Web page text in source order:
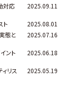
対応
2025.09.11
ト
2025.08.01
態と
2025.07.16
ント
2025.06.18
リス
2025.05.19